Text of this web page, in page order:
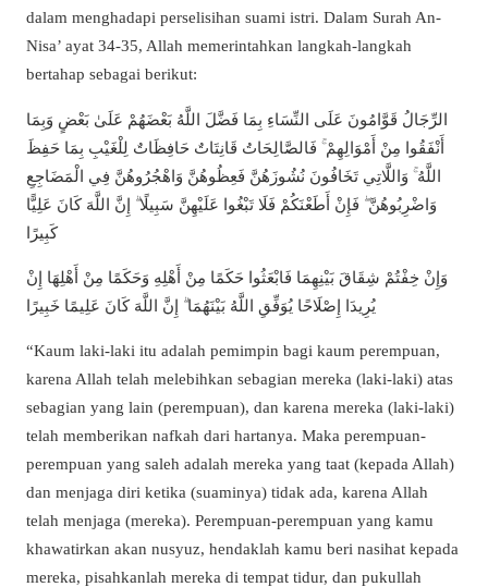
dalam menghadapi perselisihan suami istri. Dalam Surah An-
Nisa’ ayat 34-35, Allah memerintahkan langkah-langkah
bertahap sebagai berikut:
الرِّجَالُ قَوَّامُونَ عَلَى النِّسَاءِ بِمَا فَضَّلَ اللَّهُ بَعْضَهُمْ عَلَىٰ بَعْضٍ وَبِمَا
أَنْفَقُوا مِنْ أَمْوَالِهِمْ ۚ فَالصَّالِحَاتُ قَانِتَاتٌ حَافِظَاتٌ لِلْغَيْبِ بِمَا حَفِظَ
اللَّهُ ۚ وَاللَّاتِي تَخَافُونَ نُشُوزَهُنَّ فَعِظُوهُنَّ وَاهْجُرُوهُنَّ فِي الْمَضَاجِعِ
وَاضْرِبُوهُنَّ ۖ فَإِنْ أَطَعْنَكُمْ فَلَا تَبْغُوا عَلَيْهِنَّ سَبِيلًا ۗ إِنَّ اللَّهَ كَانَ عَلِيًّا
كَبِيرًا
وَإِنْ خِفْتُمْ شِقَاقَ بَيْنِهِمَا فَابْعَثُوا حَكَمًا مِنْ أَهْلِهِ وَحَكَمًا مِنْ أَهْلِهَا إِنْ
يُرِيدَا إِصْلَاحًا يُوَفِّقِ اللَّهُ بَيْنَهُمَا ۗ إِنَّ اللَّهَ كَانَ عَلِيمًا خَبِيرًا
“Kaum laki-laki itu adalah pemimpin bagi kaum perempuan,
karena Allah telah melebihkan sebagian mereka (laki-laki) atas
sebagian yang lain (perempuan), dan karena mereka (laki-laki)
telah memberikan nafkah dari hartanya. Maka perempuan-
perempuan yang saleh adalah mereka yang taat (kepada Allah)
dan menjaga diri ketika (suaminya) tidak ada, karena Allah
telah menjaga (mereka). Perempuan-perempuan yang kamu
khawatirkan akan nusyuz, hendaklah kamu beri nasihat kepada
mereka, pisahkanlah mereka di tempat tidur, dan pukullah